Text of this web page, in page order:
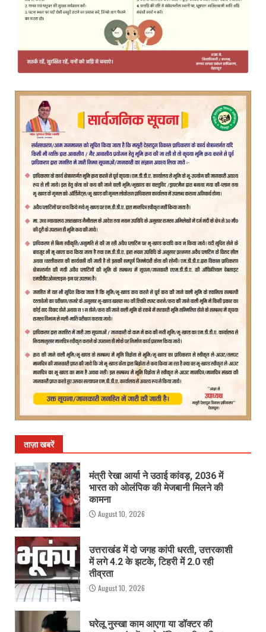
ताज़ा खबरें
मंत्री रेखा आर्या ने उठाई कांवड़, 2036 में
भारत को ओलंपिक की मेजबानी मिलने की
कामना
August 10, 2026
उत्तराखंड में दो जगह कांपी धरती, उत्तरकाशी
में लगे 4.2 के झटके, टिहरी में 2.0 रही
तीव्रता
August 10, 2026
घरेलू नुस्खा काम आएगा या डॉक्टर की